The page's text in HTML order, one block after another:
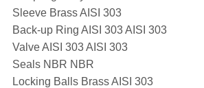
Sleeve Brass AISI 303
Back-up Ring AISI 303 AISI 303
Valve AISI 303 AISI 303
Seals NBR NBR
Locking Balls Brass AISI 303